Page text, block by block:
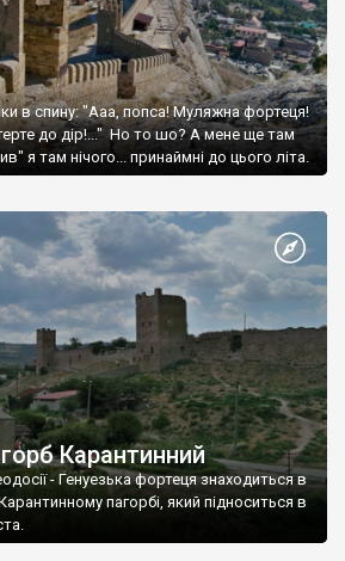
в спину: "Ааа, попса! Муляжна фортеця!
до дір!..." Но то шо? А мене ще там
я там нічого... принаймні до цього літа.
Карантинний
- Генуезька фортеця знаходиться в
пагорбі, який підноситься в